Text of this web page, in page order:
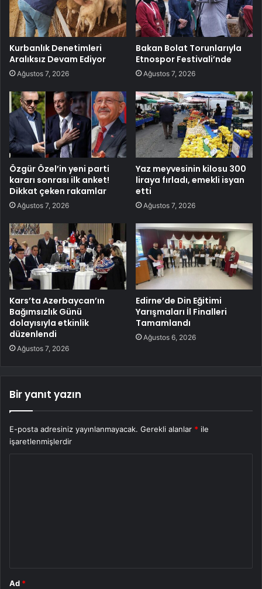
Kurbanlık Denetimleri
Aralıksız Devam Ediyor
Ağustos 7, 2026
Bakan Bolat Torunlarıyla
Etnospor Festivali’nde
Ağustos 7, 2026
Özgür Özel’in yeni parti
kararı sonrası ilk anket!
Dikkat çeken rakamlar
Ağustos 7, 2026
Yaz meyvesinin kilosu 300
liraya fırladı, emekli isyan
etti
Ağustos 7, 2026
Kars’ta Azerbaycan’ın
Bağımsızlık Günü
dolayısıyla etkinlik
düzenlendi
Ağustos 7, 2026
Edirne’de Din Eğitimi
Yarışmaları İl Finalleri
Tamamlandı
Ağustos 6, 2026
Bir yanıt yazın
E-posta adresiniz yayınlanmayacak. Gerekli alanlar * ile
işaretlenmişlerdir
Ad *